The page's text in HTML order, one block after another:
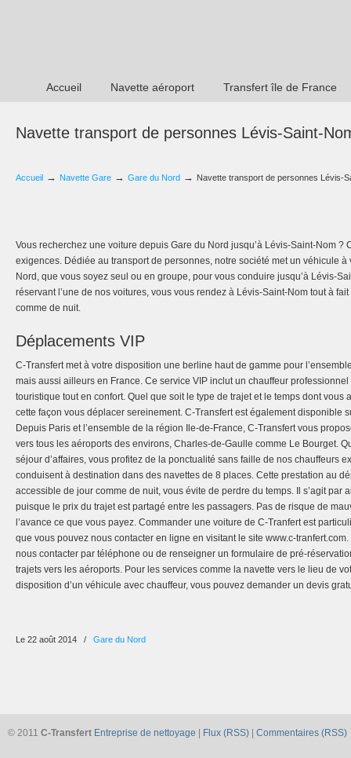
Accueil Navette aéroport Transfert île de France
Navette transport de personnes Lévis-Saint-
Accueil → Navette Gare → Gare du Nord → Navette transport de personnes Lévis-
Vous recherchez une voiture depuis Gare du Nord jusqu’à Lévis-Saint-Nom ?
exigences. Dédiée au transport de personnes, notre société met un véhicule
Nord, que vous soyez seul ou en groupe, pour vous conduire jusqu’à Lévis-
réservant l’une de nos voitures, vous vous rendez à Lévis-Saint-Nom tout à
comme de nuit.
Déplacements VIP
C-Transfert met à votre disposition une berline haut de gamme pour
mais aussi ailleurs en France. Ce service VIP inclut un chauffeur
touristique tout en confort. Quel que soit le type de trajet et le temps dont vous
cette façon vous déplacer sereinement. C-Transfert est également disponible
Depuis Paris et l’ensemble de la région Ile-de-France, C-Transfert vous
vers tous les aéroports des environs, Charles-de-Gaulle comme Le Bourget.
séjour d’affaires, vous profitez de la ponctualité sans faille de nos chauffeurs
conduisent à destination dans des navettes de 8 places. Cette prestation au
accessible de jour comme de nuit, vous évite de perdre du temps. Il s’agit par
puisque le prix du trajet est partagé entre les passagers. Pas de risque de
l’avance ce que vous payez. Commander une voiture de C-Tranfert est
que vous pouvez nous contacter en ligne en visitant le site www.c-
nous contacter par téléphone ou de renseigner un formulaire de pré-
trajets vers les aéroports. Pour les services comme la navette vers le lieu de
disposition d’un véhicule avec chauffeur, vous pouvez demander un devis
Le 22 août 2014 / Gare du Nord
© 2011 C-Transfert Entreprise de nettoyage Flux (RSS) Commentaires (RSS)